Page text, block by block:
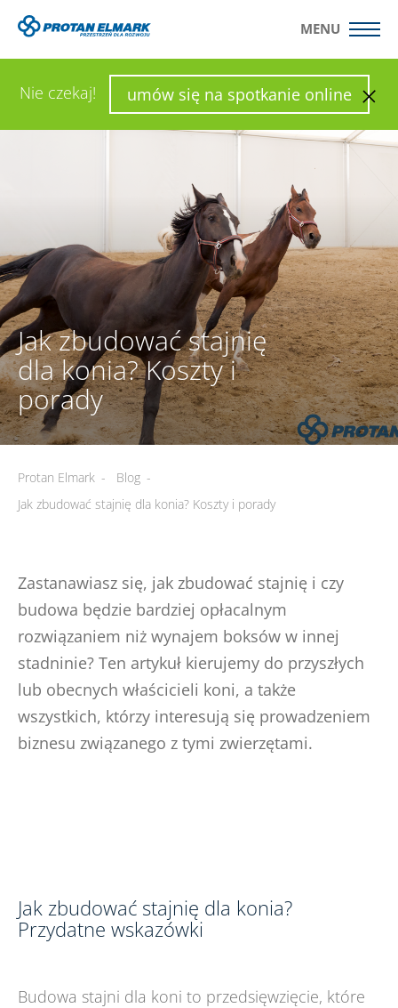
Nie czekaj! umów się na spotkanie online
MENU
WYŚLIJ ZAPYTANIE SKONFIGURUJ HALĘ
Jak zbudować stajnię
dla konia? Koszty i
porady
Protan Elmark - Blog -
Jak zbudować stajnię dla konia? Koszty i porady
Zastanawiasz się, jak zbudować stajnię i czy
budowa będzie bardziej opłacalnym
rozwiązaniem niż wynajem boksów w innej
stadninie? Ten artykuł kierujemy do przyszłych
lub obecnych właścicieli koni, a także
wszystkich, którzy interesują się prowadzeniem
biznesu związanego z tymi zwierzętami.
Jak zbudować stajnię dla konia?
Przydatne wskazówki
Budowa stajni dla koni to przedsięwzięcie, które